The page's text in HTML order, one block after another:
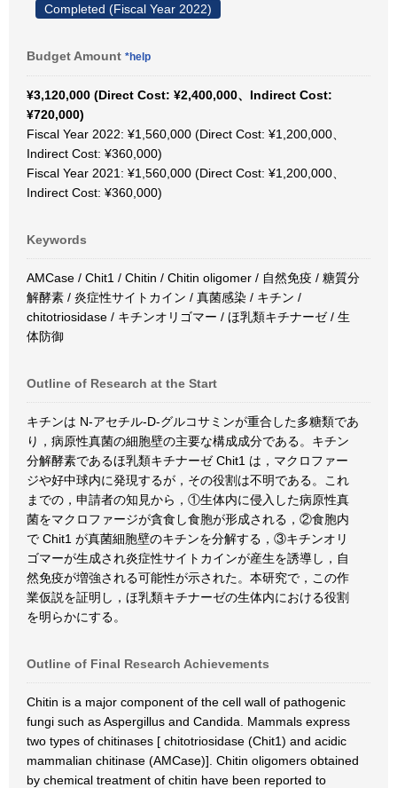
Completed (Fiscal Year 2022)
Budget Amount *help
¥3,120,000 (Direct Cost: ¥2,400,000、Indirect Cost:
¥720,000)
Fiscal Year 2022: ¥1,560,000 (Direct Cost: ¥1,200,000、
Indirect Cost: ¥360,000)
Fiscal Year 2021: ¥1,560,000 (Direct Cost: ¥1,200,000、
Indirect Cost: ¥360,000)
Keywords
AMCase / Chit1 / Chitin / Chitin oligomer / 自然免疫 / 糖質分
解酵素 / 炎症性サイトカイン / 真菌感染 / キチン /
chitotriosidase / キチンオリゴマー / ほ乳類キチナーゼ / 生
体防御
Outline of Research at the Start
キチンは N-アセチル-D-グルコサミンが重合した多糖類であ
り，病原性真菌の細胞壁の主要な構成成分である。キチン
分解酵素であるほ乳類キチナーゼ Chit1 は，マクロファー
ジや好中球内に発現するが，その役割は不明である。これ
までの，申請者の知見から，①生体内に侵入した病原性真
菌をマクロファージが貪食し食胞が形成される，②食胞内
で Chit1 が真菌細胞壁のキチンを分解する，③キチンオリ
ゴマーが生成され炎症性サイトカインが産生を誘導し，自
然免疫が増強される可能性が示された。本研究で，この作
業仮説を証明し，ほ乳類キチナーゼの生体内における役割
を明らかにする。
Outline of Final Research Achievements
Chitin is a major component of the cell wall of pathogenic
fungi such as Aspergillus and Candida. Mammals express
two types of chitinases [ chitotriosidase (Chit1) and acidic
mammalian chitinase (AMCase)]. Chitin oligomers obtained
by chemical treatment of chitin have been reported to